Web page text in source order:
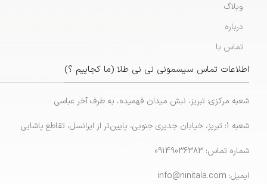
وبلاگ
درباره
تماس با
اطلاعات تماس سیسمونی نی نی طلا (ما کجاییم ؟)
شعبه مرکزی: تبریز، نبش میدان فهمیده، به طرف آخر عباسی
شعبه 1: تبریز، خیابان جدیری جنوبی، پایین‌تر از ایرانسل، تقاطع پاشایی
شماره تماس: 09149036383
ایمیل: info@ninitala.com